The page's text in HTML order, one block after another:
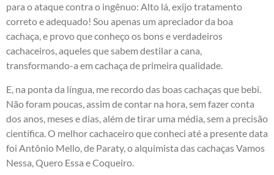
para o ataque contra o ingênuo: Alto lá, exijo tratamento
correto e adequado! Sou apenas um apreciador da boa
cachaça, e provo que conheço os bons e verdadeiros
cachaceiros, aqueles que sabem destilar a cana,
transformando-a em cachaça de primeira qualidade.
E, na ponta da língua, me recordo das boas cachaças que bebi.
Não foram poucas, assim de contar na hora, sem fazer conta
dos anos, meses e dias, além de tirar uma média, sem a precisão
científica. O melhor cachaceiro que conheci até a presente data
foi Antônio Mello, de Paraty, o alquimista das cachaças Vamos
Nessa, Quero Essa e Coqueiro.